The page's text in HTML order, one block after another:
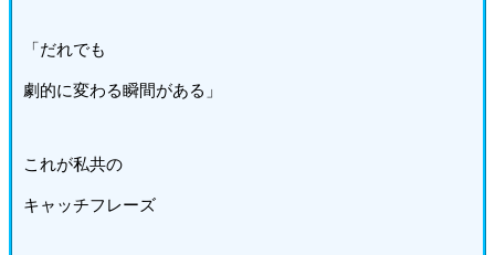
「だれでも
劇的に変わる瞬間がある」
これが私共の
キャッチフレーズ